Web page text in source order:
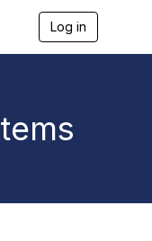
Log in
a